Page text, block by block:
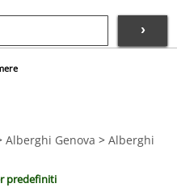
›
Alberghi Genova > Alberghi
predefiniti